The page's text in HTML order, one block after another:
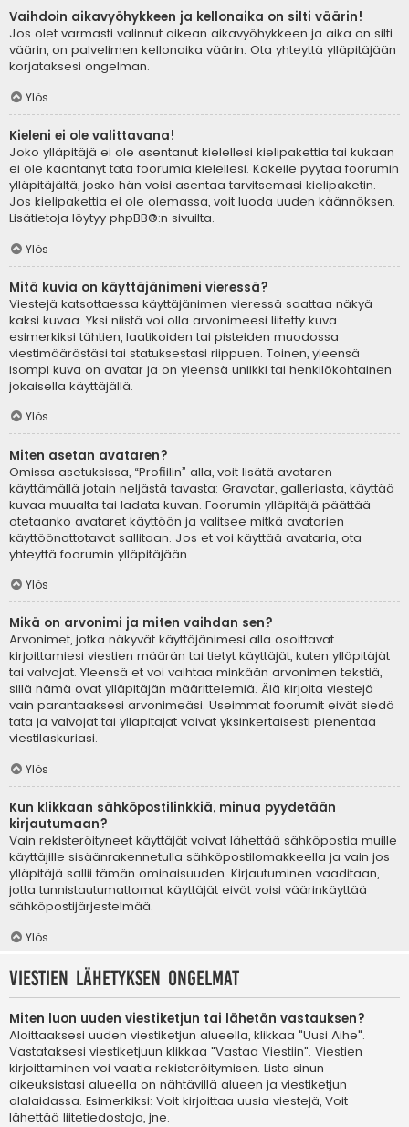
Vaihdoin aikavyöhykkeen ja kellonaika on silti väärin!
Jos olet varmasti valinnut oikean aikavyöhykkeen ja aika on silti
väärin, on palvelimen kellonaika väärin. Ota yhteyttä ylläpitäjään
korjataksesi ongelman.
Ylös
Kieleni ei ole valittavana!
Joko ylläpitäjä ei ole asentanut kielellesi kielipakettia tai kukaan
ei ole kääntänyt tätä foorumia kielellesi. Kokeile pyytää foorumin
ylläpitäjältä, josko hän voisi asentaa tarvitsemasi kielipaketin.
Jos kielipakettia ei ole olemassa, voit luoda uuden käännöksen.
Lisätietoja löytyy phpBB®:n sivuilta.
Ylös
Mitä kuvia on käyttäjänimeni vieressä?
Viestejä katsottaessa käyttäjänimen vieressä saattaa näkyä
kaksi kuvaa. Yksi niistä voi olla arvonimeesi liitetty kuva
esimerkiksi tähtien, laatikoiden tai pisteiden muodossa
viestimäärästäsi tai statuksestasi riippuen. Toinen, yleensä
isompi kuva on avatar ja on yleensä uniikki tai henkilökohtainen
jokaisella käyttäjällä.
Ylös
Miten asetan avataren?
Omissa asetuksissa, “Profiilin” alla, voit lisätä avataren
käyttämällä jotain neljästä tavasta: Gravatar, galleriasta, käyttää
kuvaa muualta tai ladata kuvan. Foorumin ylläpitäjä päättää
otetaanko avataret käyttöön ja valitsee mitkä avatarien
käyttöönottotavat sallitaan. Jos et voi käyttää avataria, ota
yhteyttä foorumin ylläpitäjään.
Ylös
Mikä on arvonimi ja miten vaihdan sen?
Arvonimet, jotka näkyvät käyttäjänimesi alla osoittavat
kirjoittamiesi viestien määrän tai tietyt käyttäjät, kuten ylläpitäjät
tai valvojat. Yleensä et voi vaihtaa minkään arvonimen tekstiä,
sillä nämä ovat ylläpitäjän määrittelemiä. Älä kirjoita viestejä
vain parantaaksesi arvonimeäsi. Useimmat foorumit eivät siedä
tätä ja valvojat tai ylläpitäjät voivat yksinkertaisesti pienentää
viestilaskuriasi.
Ylös
Kun klikkaan sähköpostilinkkiä, minua pyydetään
kirjautumaan?
Vain rekisteröityneet käyttäjät voivat lähettää sähköpostia muille
käyttäjille sisäänrakennetulla sähköpostilomakkeella ja vain jos
ylläpitäjä sallii tämän ominaisuuden. Kirjautuminen vaaditaan,
jotta tunnistautumattomat käyttäjät eivät voisi väärinkäyttää
sähköpostijärjestelmää.
Ylös
Viestien lähetyksen ongelmat
Miten luon uuden viestiketjun tai lähetän vastauksen?
Aloittaaksesi uuden viestiketjun alueella, klikkaa "Uusi Aihe".
Vastataksesi viestiketjuun klikkaa "Vastaa Viestiin". Viestien
kirjoittaminen voi vaatia rekisteröitymisen. Lista sinun
oikeuksistasi alueella on nähtävillä alueen ja viestiketjun
alalaidassa. Esimerkiksi: Voit kirjoittaa uusia viestejä, Voit
lähettää liitetiedostoja, jne.